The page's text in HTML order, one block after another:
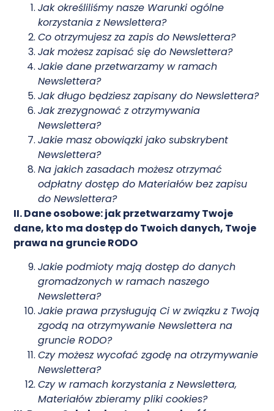
Jak określiliśmy nasze Warunki ogólne
korzystania z Newslettera?
Co otrzymujesz za zapis do Newslettera?
Jak możesz zapisać się do Newslettera?
Jakie dane przetwarzamy w ramach
Newslettera?
Jak długo będziesz zapisany do Newslettera?
Jak zrezygnować z otrzymywania
Newslettera?
Jakie masz obowiązki jako subskrybent
Newslettera?
Na jakich zasadach możesz otrzymać
odpłatny dostęp do Materiałów bez zapisu
do Newslettera?
II. Dane osobowe: jak przetwarzamy Twoje
dane, kto ma dostęp do Twoich danych, Twoje
prawa na gruncie RODO
Jakie podmioty mają dostęp do danych
gromadzonych w ramach naszego
Newslettera?
Jakie prawa przysługują Ci w związku z Twoją
zgodą na otrzymywanie Newslettera na
gruncie RODO?
Czy możesz wycofać zgodę na otrzymywanie
Newslettera?
Czy w ramach korzystania z Newslettera,
Materiałów zbieramy pliki cookies?